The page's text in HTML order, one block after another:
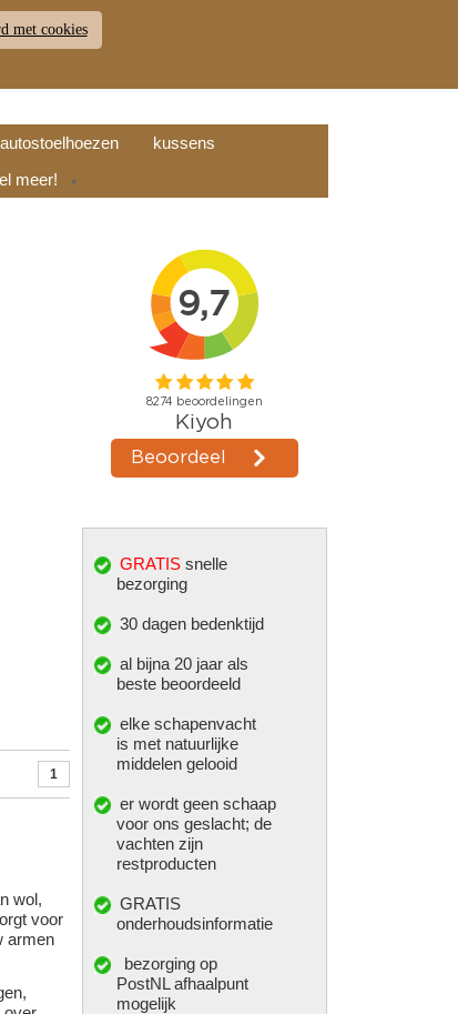
RETOUR WINKELWAGEN (
autostoelhoezen
kussens
meer! ▼
1
wol,
voor
armen
GRATISsnelle
bezorging
30 dagen bedenktijd
al bijna 20 jaar als
beste beoordeeld
elke schapenvacht
is met natuurlijke
middelen gelooid
er wordt geen schaap
voor ons geslacht; de
vachten zijn
restproducten
GRATIS
onderhoudsinformatie
bezorging op
PostNL afhaalpunt
mogelijk
met cookies